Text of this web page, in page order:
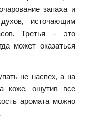
запаха и
источающим
Третья – это
может оказаться
не наспех, а на
коже, ощутив все
аромата можно